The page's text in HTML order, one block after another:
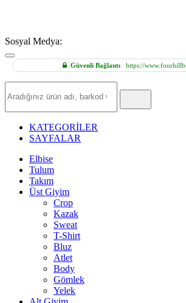
Sosyal Medya:
Güvenli Bağlantıhttps://
Ürün
KATEGORİLER
SAYFALAR
Elbise
Tulum
Takım
Üst Giyim
Crop
Kazak
Sweat
T-Shirt
Bluz
Atlet
Body
Gömlek
Yelek